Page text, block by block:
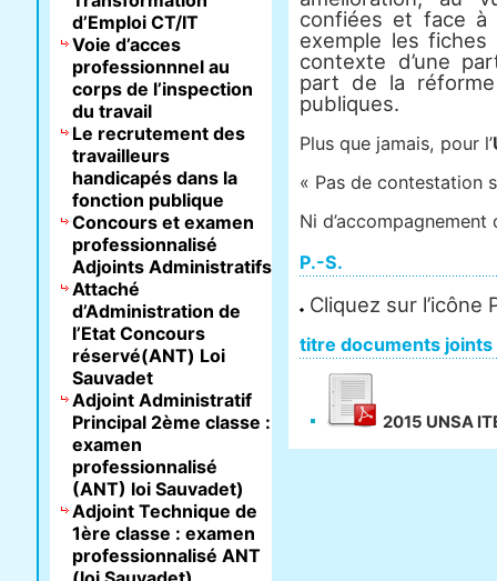
confiées et face à
exemple les fiches
contexte d’une
part de la
publiques.
Plus que jamais, pour l’
« Pas de contestation
Ni d’accompagnement
P.-S.
Cliquez sur
titre documents joints
2015 UNSA
d’Emploi CT/IT
Voie d’acces
professionnnel au
corps de l’inspection
du travail
Le recrutement des
travailleurs
handicapés dans la
fonction publique
Concours et examen
professionnalisé
Adjoints Administratifs
Attaché
d’Administration de
l’Etat Concours
réservé(ANT) Loi
Sauvadet
Adjoint Administratif
Principal 2ème classe :
examen
professionnalisé
(ANT) loi Sauvadet)
Adjoint Technique de
1ère classe : examen
professionnalisé ANT